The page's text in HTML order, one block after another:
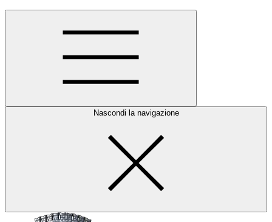
Nascondi la navigazione